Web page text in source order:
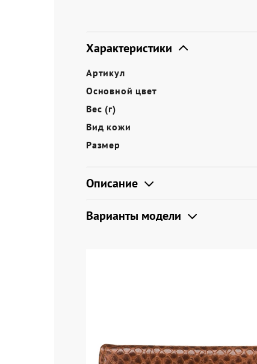
Характеристики
Артикул
Основной цвет
Вес (г)
Вид кожи
Размер
Описание
Варианты модели